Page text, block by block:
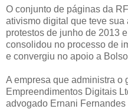
O conjunto de páginas da
ativismo digital que teve
protestos de junho de 2013
consolidou no processo de
e convergiu no apoio a
A empresa que administra o
Empreendimentos Digitais
advogado Ernani